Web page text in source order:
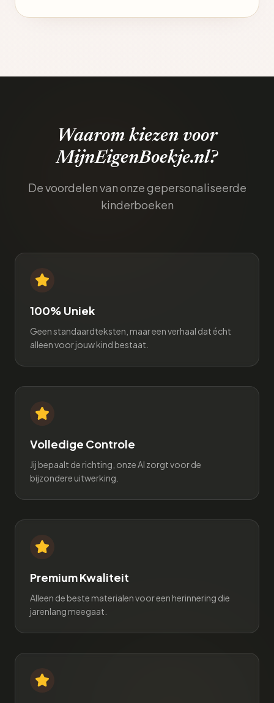
Waarom kiezen voor
MijnEigenBoekje.nl?
De voordelen van onze gepersonaliseerde
kinderboeken
100% Uniek
Geen standaardteksten, maar een verhaal dat écht
alleen voor jouw kind bestaat.
Volledige Controle
Jij bepaalt de richting, onze AI zorgt voor de
bijzondere uitwerking.
Premium Kwaliteit
Alleen de beste materialen voor een herinnering die
jarenlang meegaat.